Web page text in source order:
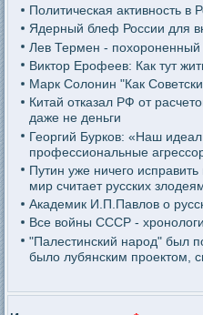
Политическая активность в
Ядерный блеф России для
Лев Термен - похороненный
Виктор Ерофеев: Как тут
Марк Солонин "Как
Китай отказал РФ от
даже не деньги
Георгий Бурков: «Наш
профессиональные
Путин уже ничего
мир считает русских
Академик И.П.Павлов о
Все войны СССР -
"Палестинский народ" был
было лубянским проектом,